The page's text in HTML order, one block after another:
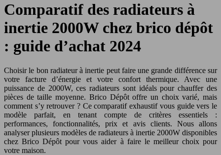
Comparatif des radiateurs à
inertie 2000W chez brico dépôt
: guide d’achat 2024
Choisir le bon radiateur à inertie peut faire une grande différence sur
votre facture d’énergie et votre confort thermique. Avec une
puissance de 2000W, ces radiateurs sont idéals pour chauffer des
pièces de taille moyenne. Brico Dépôt offre un choix varié, mais
comment s’y retrouver ? Ce comparatif exhaustif vous guide vers le
modèle parfait, en tenant compte de critères essentiels :
performances, fonctionnalités, prix et avis clients. Nous allons
analyser plusieurs modèles de radiateurs à inertie 2000W disponibles
chez Brico Dépôt pour vous aider à faire le meilleur choix pour
votre maison.